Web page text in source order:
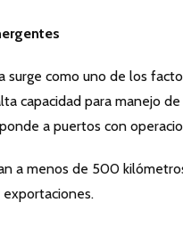
surge como uno de los
capacidad para manejo
a puertos con
a menos de 500